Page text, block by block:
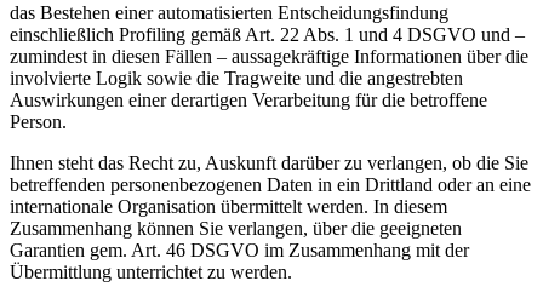
das Bestehen einer automatisierten Entscheidungsfindung
einschließlich Profiling gemäß Art. 22 Abs. 1 und 4 DSGVO und –
zumindest in diesen Fällen – aussagekräftige Informationen über die
involvierte Logik sowie die Tragweite und die angestrebten
Auswirkungen einer derartigen Verarbeitung für die betroffene
Person.
Ihnen steht das Recht zu, Auskunft darüber zu verlangen, ob die Sie
betreffenden personenbezogenen Daten in ein Drittland oder an eine
internationale Organisation übermittelt werden. In diesem
Zusammenhang können Sie verlangen, über die geeigneten
Garantien gem. Art. 46 DSGVO im Zusammenhang mit der
Übermittlung unterrichtet zu werden.